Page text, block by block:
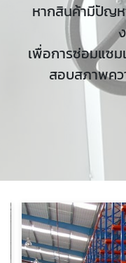
หากสินค้ามีปัญห
เพื่อการซ่อมแซ
สอบสภาพค